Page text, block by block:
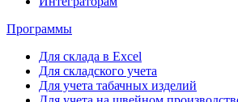
Программы
Для склада в Excel
Для складского учета
Для учета табачных изделий